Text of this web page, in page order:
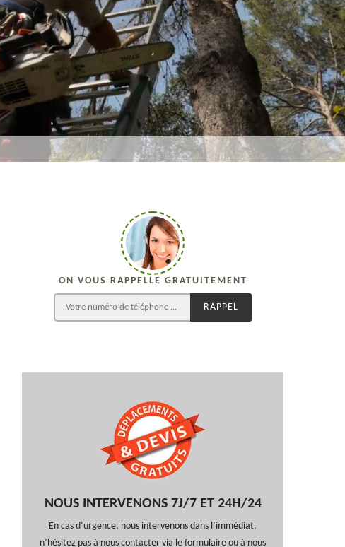
ON VOUS RAPPELLE GRATUITEMENT
NOUS INTERVENONS 7J/7 ET 24H/24
En cas d’urgence, nous intervenons dans l’immédiat,
n’hésitez pas à nous contacter via le formulaire ou à nous